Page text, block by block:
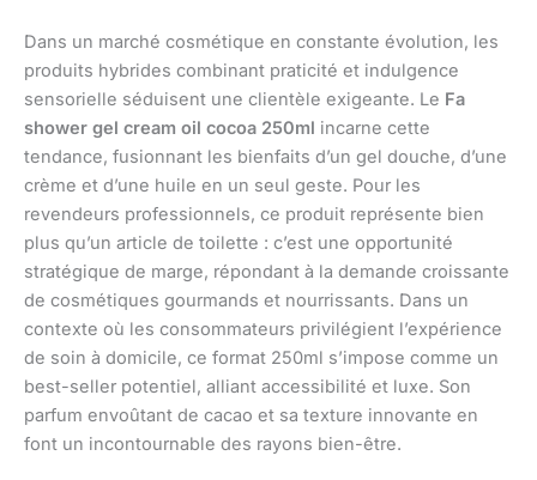
Dans un marché cosmétique en constante évolution, les
produits hybrides combinant praticité et indulgence
sensorielle séduisent une clientèle exigeante. Le Fa
shower gel cream oil cocoa 250ml incarne cette
tendance, fusionnant les bienfaits d’un gel douche, d’une
crème et d’une huile en un seul geste. Pour les
revendeurs professionnels, ce produit représente bien
plus qu’un article de toilette : c’est une opportunité
stratégique de marge, répondant à la demande croissante
de cosmétiques gourmands et nourrissants. Dans un
contexte où les consommateurs privilégient l’expérience
de soin à domicile, ce format 250ml s’impose comme un
best-seller potentiel, alliant accessibilité et luxe. Son
parfum envoûtant de cacao et sa texture innovante en
font un incontournable des rayons bien-être.